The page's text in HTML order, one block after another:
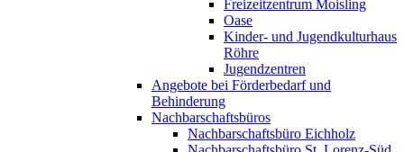
Freizeitzentrum Moisling
Oase
Kinder- und Jugendkulturhaus
Röhre
Jugendzentren
Angebote bei Förderbedarf und
Behinderung
Nachbarschaftsbüros
Nachbarschaftsbüro Eichholz